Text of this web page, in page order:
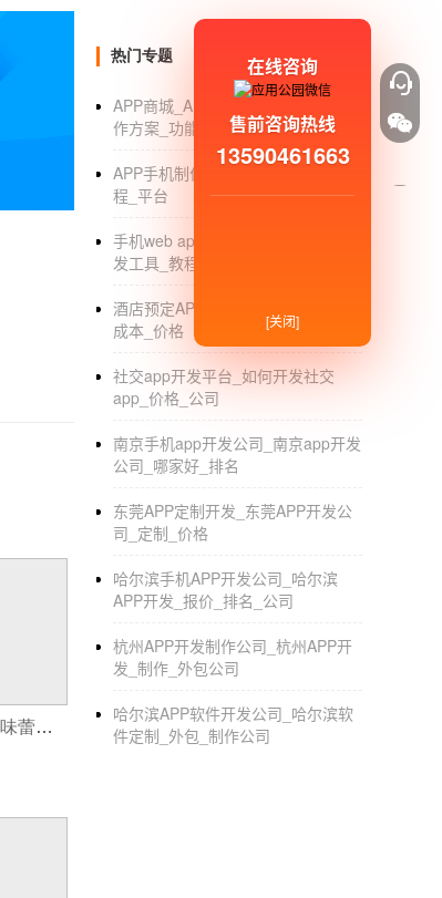
其次，当app开发制作平台提供了比较全面
贵的费用，这个工具支持用户免费无代码的
版权：本文内容由网民自发投稿，文章观点
任。如果发现本网站涉嫌复制侵权/非法内容
私厨APP开发 定制您的味蕾大餐
热门专题
APP商城_APP商城开发要多少钱_制
作方案_功能_视频教程
APP手机制作_手机APP制作软件_教
程_平台
手机web app开发_手机web app开
发工具_教程
酒店预定APP_酒店预定APP哪个好_
成本_价格
社交app开发平台_如何开发社交
app_价格_公司
南京手机app开发公司_南京app开发
公司_哪家好_排名
东莞APP定制开发_东莞APP开发公
司_定制_价格
哈尔滨手机APP开发公司_哈尔滨
APP开发_报价_排名_公司
杭州APP开发制作公司_杭州APP开
发_制作_外包公司
哈尔滨APP软件开发公司_哈尔滨软
件定制_外包_制作公司
在线咨询
售前咨询热线
13590461663
[关闭]